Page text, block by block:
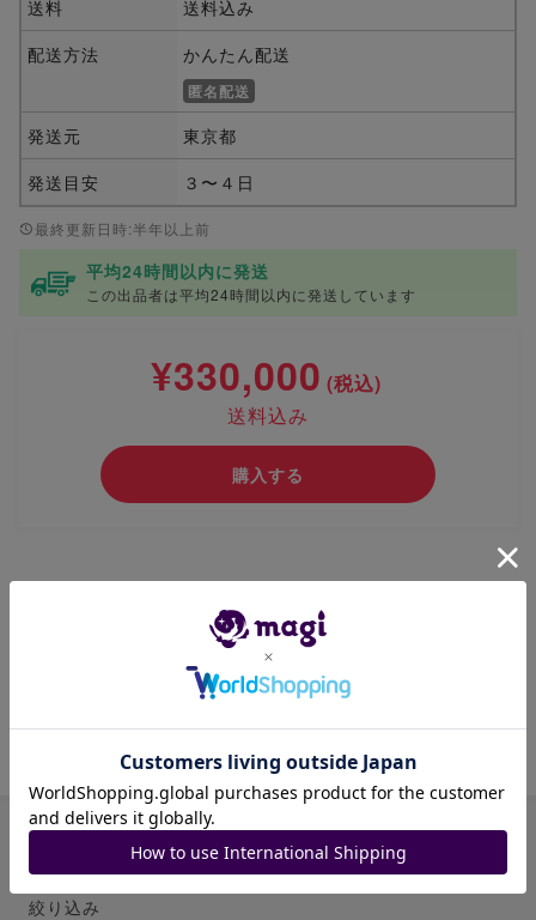
送料
送料込み
配送方法
かんたん配送
匿名配送
発送元
東京都
発送目安
３〜４日
最終更新日時:半年以上前
平均24時間以内に発送
この出品者は平均24時間以内に発送しています
¥330,000 (税込)
送料込み
購入する
シュリンク付き9box
box買取を行っていない店舗から購入しました
商品ID: 1358481668
絞り込み